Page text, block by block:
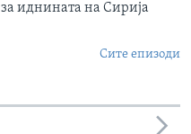
за иднината на Сирија
Сите епизоди